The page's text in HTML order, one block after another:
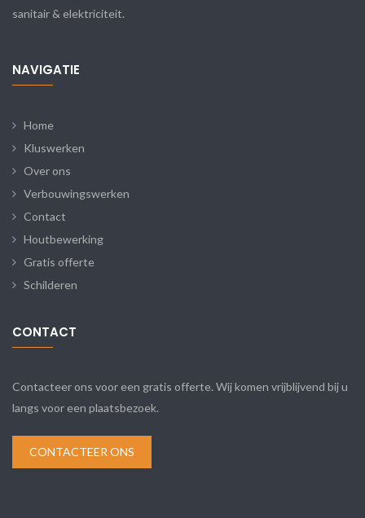
sanitair & elektriciteit.
NAVIGATIE
Home
Kluswerken
Over ons
Verbouwingswerken
Contact
Houtbewerking
Gratis offerte
Schilderen
CONTACT
Contacteer ons voor een gratis offerte. Wij komen vrijblijvend bij u
langs voor een plaatsbezoek.
CONTACTEER ONS